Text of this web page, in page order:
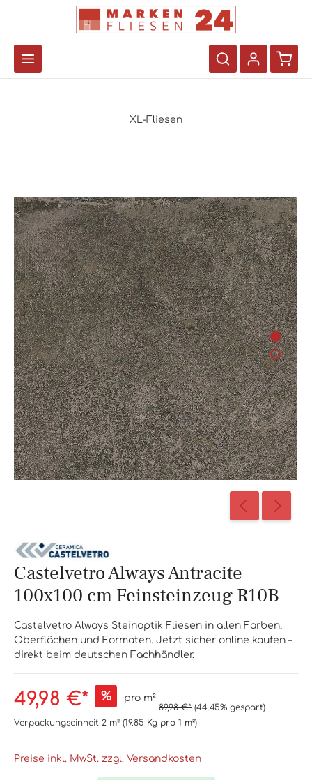
XL-Fliesen
Castelvetro Always Antracite
100x100 cm Feinsteinzeug R10B
Castelvetro Always Steinoptik Fliesen in allen Farben,
Oberflächen und Formaten. Jetzt sicher online kaufen –
direkt beim deutschen Fachhändler.
49,98 €* % pro m²
89,98 €* (44.45% gespart)
Verpackungseinheit 2 m² (19.85 Kg pro 1 m²)
Preise inkl. MwSt. zzgl. Versandkosten